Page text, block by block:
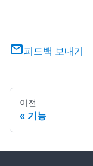
피드백 보내기
이전
기능